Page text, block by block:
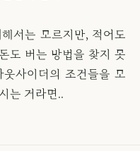
서는 모르지만, 적어도
도 버는 방법을 찾지 못
사이더의 조건들을 모
는 거라면..